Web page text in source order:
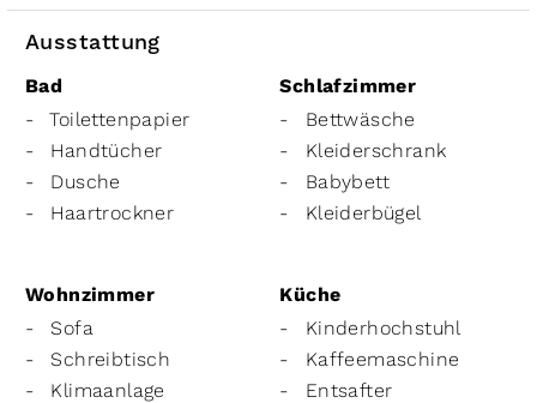
Ausstattung
Bad
Toilettenpapier
Handtücher
Dusche
Haartrockner
Schlafzimmer
Bettwäsche
Kleiderschrank
Babybett
Kleiderbügel
Wohnzimmer
Sofa
Schreibtisch
Klimaanlage
Küche
Kinderhochstuhl
Kaffeemaschine
Entsafter